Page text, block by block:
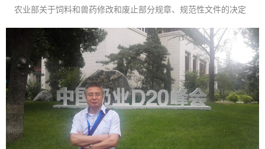
农业部关于饲料和兽药修改和废止部分规章、规范性文件的决定